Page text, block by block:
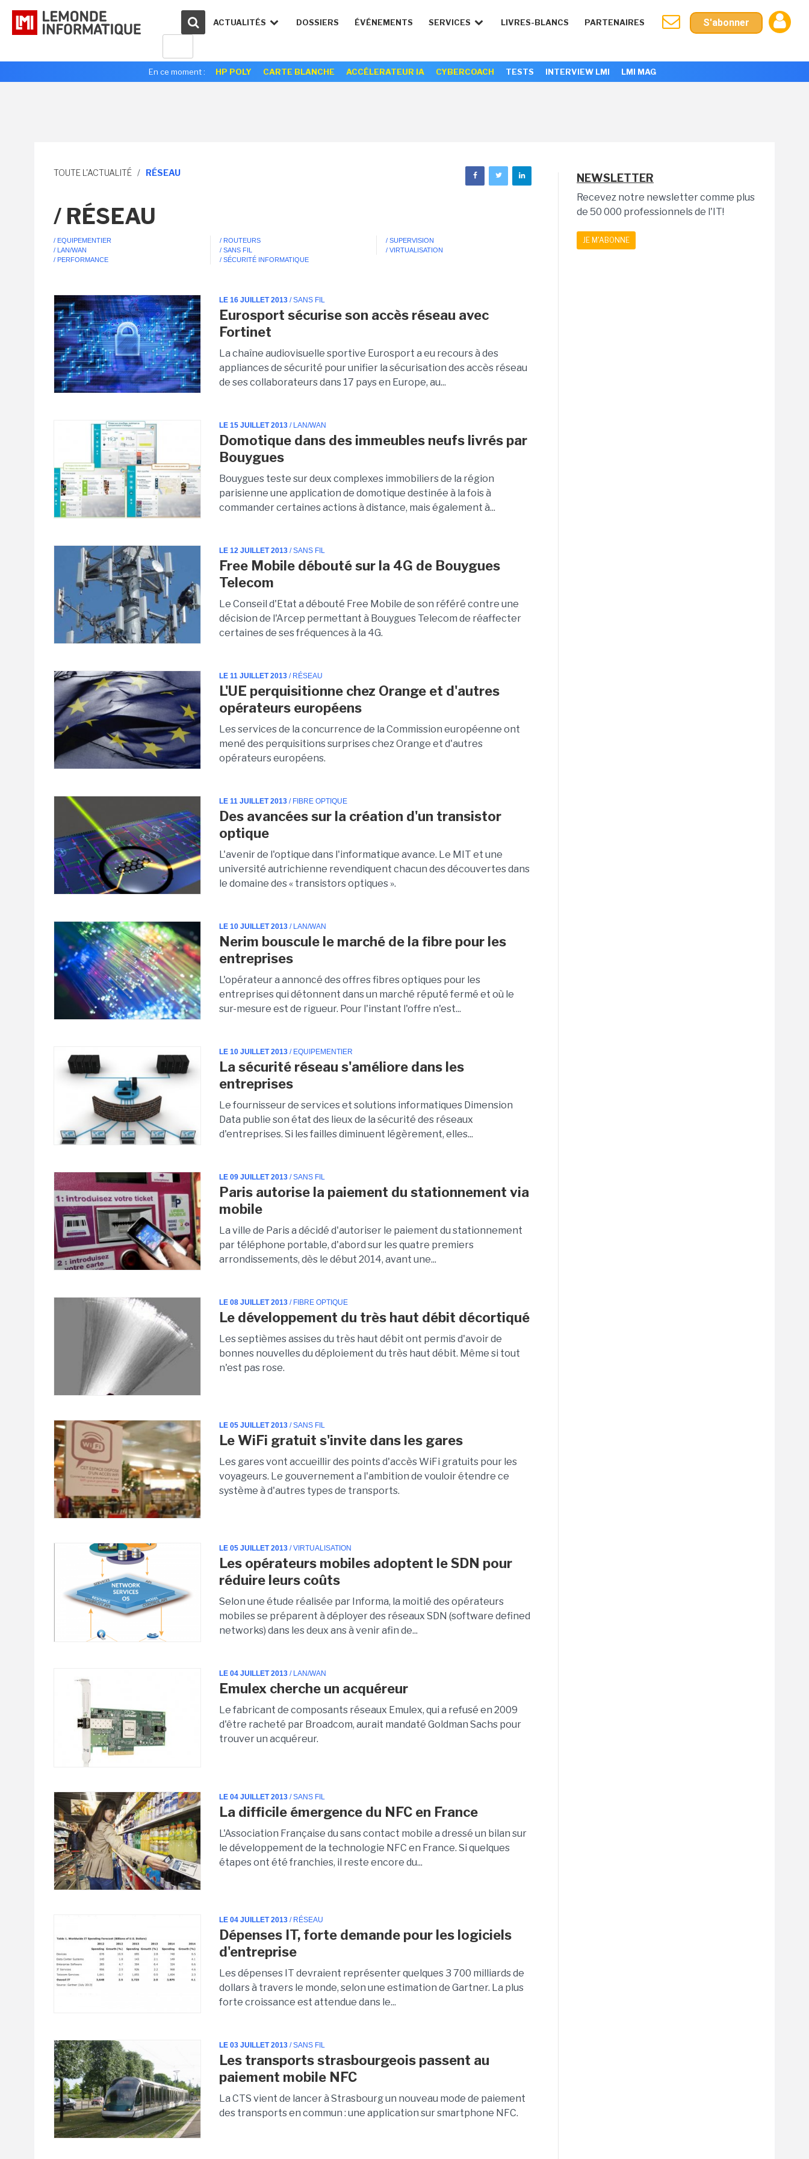
ACTUALITÉS DOSSIERS ÉVÉNEMENTS SERVICES LIVRES-BLANCS PARTENAIRES S'abonner
En ce moment : HP POLY CARTE BLANCHE ACCÉLERATEUR IA CYBERCOACH TESTS INTERVIEW LMI LMI MAG
TOUTE L'ACTUALITÉ / RÉSEAU
/ RÉSEAU
/ EQUIPEMENTIER
/ LAN/WAN
/ PERFORMANCE
/ ROUTEURS
/ SANS FIL
/ SÉCURITÉ INFORMATIQUE
/ SUPERVISION
/ VIRTUALISATION
LE 16 JUILLET 2013 / SANS FIL
Eurosport sécurise son accès réseau avec
Fortinet
La chaîne audiovisuelle sportive Eurosport a eu recours à des
appliances de sécurité pour unifier la sécurisation des accès réseau
de ses collaborateurs dans 17 pays en Europe, au...
LE 15 JUILLET 2013 / LAN/WAN
Domotique dans des immeubles neufs livrés par
Bouygues
Bouygues teste sur deux complexes immobiliers de la région
parisienne une application de domotique destinée à la fois à
commander certaines actions à distance, mais également à...
LE 12 JUILLET 2013 / SANS FIL
Free Mobile débouté sur la 4G de Bouygues
Telecom
Le Conseil d'Etat a débouté Free Mobile de son référé contre une
décision de l'Arcep permettant à Bouygues Telecom de réaffecter
certaines de ses fréquences à la 4G.
LE 11 JUILLET 2013 / RÉSEAU
L'UE perquisitionne chez Orange et d'autres
opérateurs européens
Les services de la concurrence de la Commission européenne ont
mené des perquisitions surprises chez Orange et d'autres
opérateurs européens.
LE 11 JUILLET 2013 / FIBRE OPTIQUE
Des avancées sur la création d'un transistor
optique
L'avenir de l'optique dans l'informatique avance. Le MIT et une
université autrichienne revendiquent chacun des découvertes dans
le domaine des « transistors optiques ».
LE 10 JUILLET 2013 / LAN/WAN
Nerim bouscule le marché de la fibre pour les
entreprises
L'opérateur a annoncé des offres fibres optiques pour les
entreprises qui détonnent dans un marché réputé fermé et où le
sur-mesure est de rigueur. Pour l'instant l'offre n'est...
LE 10 JUILLET 2013 / EQUIPEMENTIER
La sécurité réseau s'améliore dans les
entreprises
Le fournisseur de services et solutions informatiques Dimension
Data publie son état des lieux de la sécurité des réseaux
d'entreprises. Si les failles diminuent légèrement, elles...
LE 09 JUILLET 2013 / SANS FIL
Paris autorise la paiement du stationnement via
mobile
La ville de Paris a décidé d'autoriser le paiement du stationnement
par téléphone portable, d'abord sur les quatre premiers
arrondissements, dès le début 2014, avant une...
LE 08 JUILLET 2013 / FIBRE OPTIQUE
Le développement du très haut débit décortiqué
Les septièmes assises du très haut débit ont permis d'avoir de
bonnes nouvelles du déploiement du très haut débit. Même si tout
n'est pas rose.
LE 05 JUILLET 2013 / SANS FIL
Le WiFi gratuit s'invite dans les gares
Les gares vont accueillir des points d'accès WiFi gratuits pour les
voyageurs. Le gouvernement a l'ambition de vouloir étendre ce
système à d'autres types de transports.
LE 05 JUILLET 2013 / VIRTUALISATION
Les opérateurs mobiles adoptent le SDN pour
réduire leurs coûts
Selon une étude réalisée par Informa, la moitié des opérateurs
mobiles se préparent à déployer des réseaux SDN (software defined
networks) dans les deux ans à venir afin de...
LE 04 JUILLET 2013 / LAN/WAN
Emulex cherche un acquéreur
Le fabricant de composants réseaux Emulex, qui a refusé en 2009
d'être racheté par Broadcom, aurait mandaté Goldman Sachs pour
trouver un acquéreur.
LE 04 JUILLET 2013 / SANS FIL
La difficile émergence du NFC en France
L'Association Française du sans contact mobile a dressé un bilan sur
le développement de la technologie NFC en France. Si quelques
étapes ont été franchies, il reste encore du...
LE 04 JUILLET 2013 / RÉSEAU
Dépenses IT, forte demande pour les logiciels
d'entreprise
Les dépenses IT devraient représenter quelques 3 700 milliards de
dollars à travers le monde, selon une estimation de Gartner. La plus
forte croissance est attendue dans le...
LE 03 JUILLET 2013 / SANS FIL
Les transports strasbourgeois passent au
paiement mobile NFC
La CTS vient de lancer à Strasbourg un nouveau mode de paiement
des transports en commun : une application sur smartphone NFC.
NEWSLETTER
Recevez notre newsletter comme plus
de 50 000 professionnels de l'IT!
JE M'ABONNE